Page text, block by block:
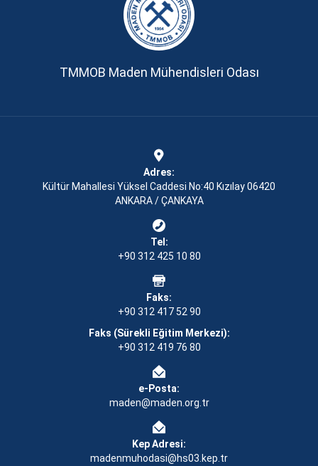
TMMOB Maden Mühendisleri Odası
Adres:
Kültür Mahallesi Yüksel Caddesi No:40 Kızılay 06420
ANKARA / ÇANKAYA
Tel:
+90 312 425 10 80
Faks:
+90 312 417 52 90
Faks (Sürekli Eğitim Merkezi):
+90 312 419 76 80
e-Posta:
maden@maden.org.tr
Kep Adresi:
madenmuhodasi@hs03.kep.tr